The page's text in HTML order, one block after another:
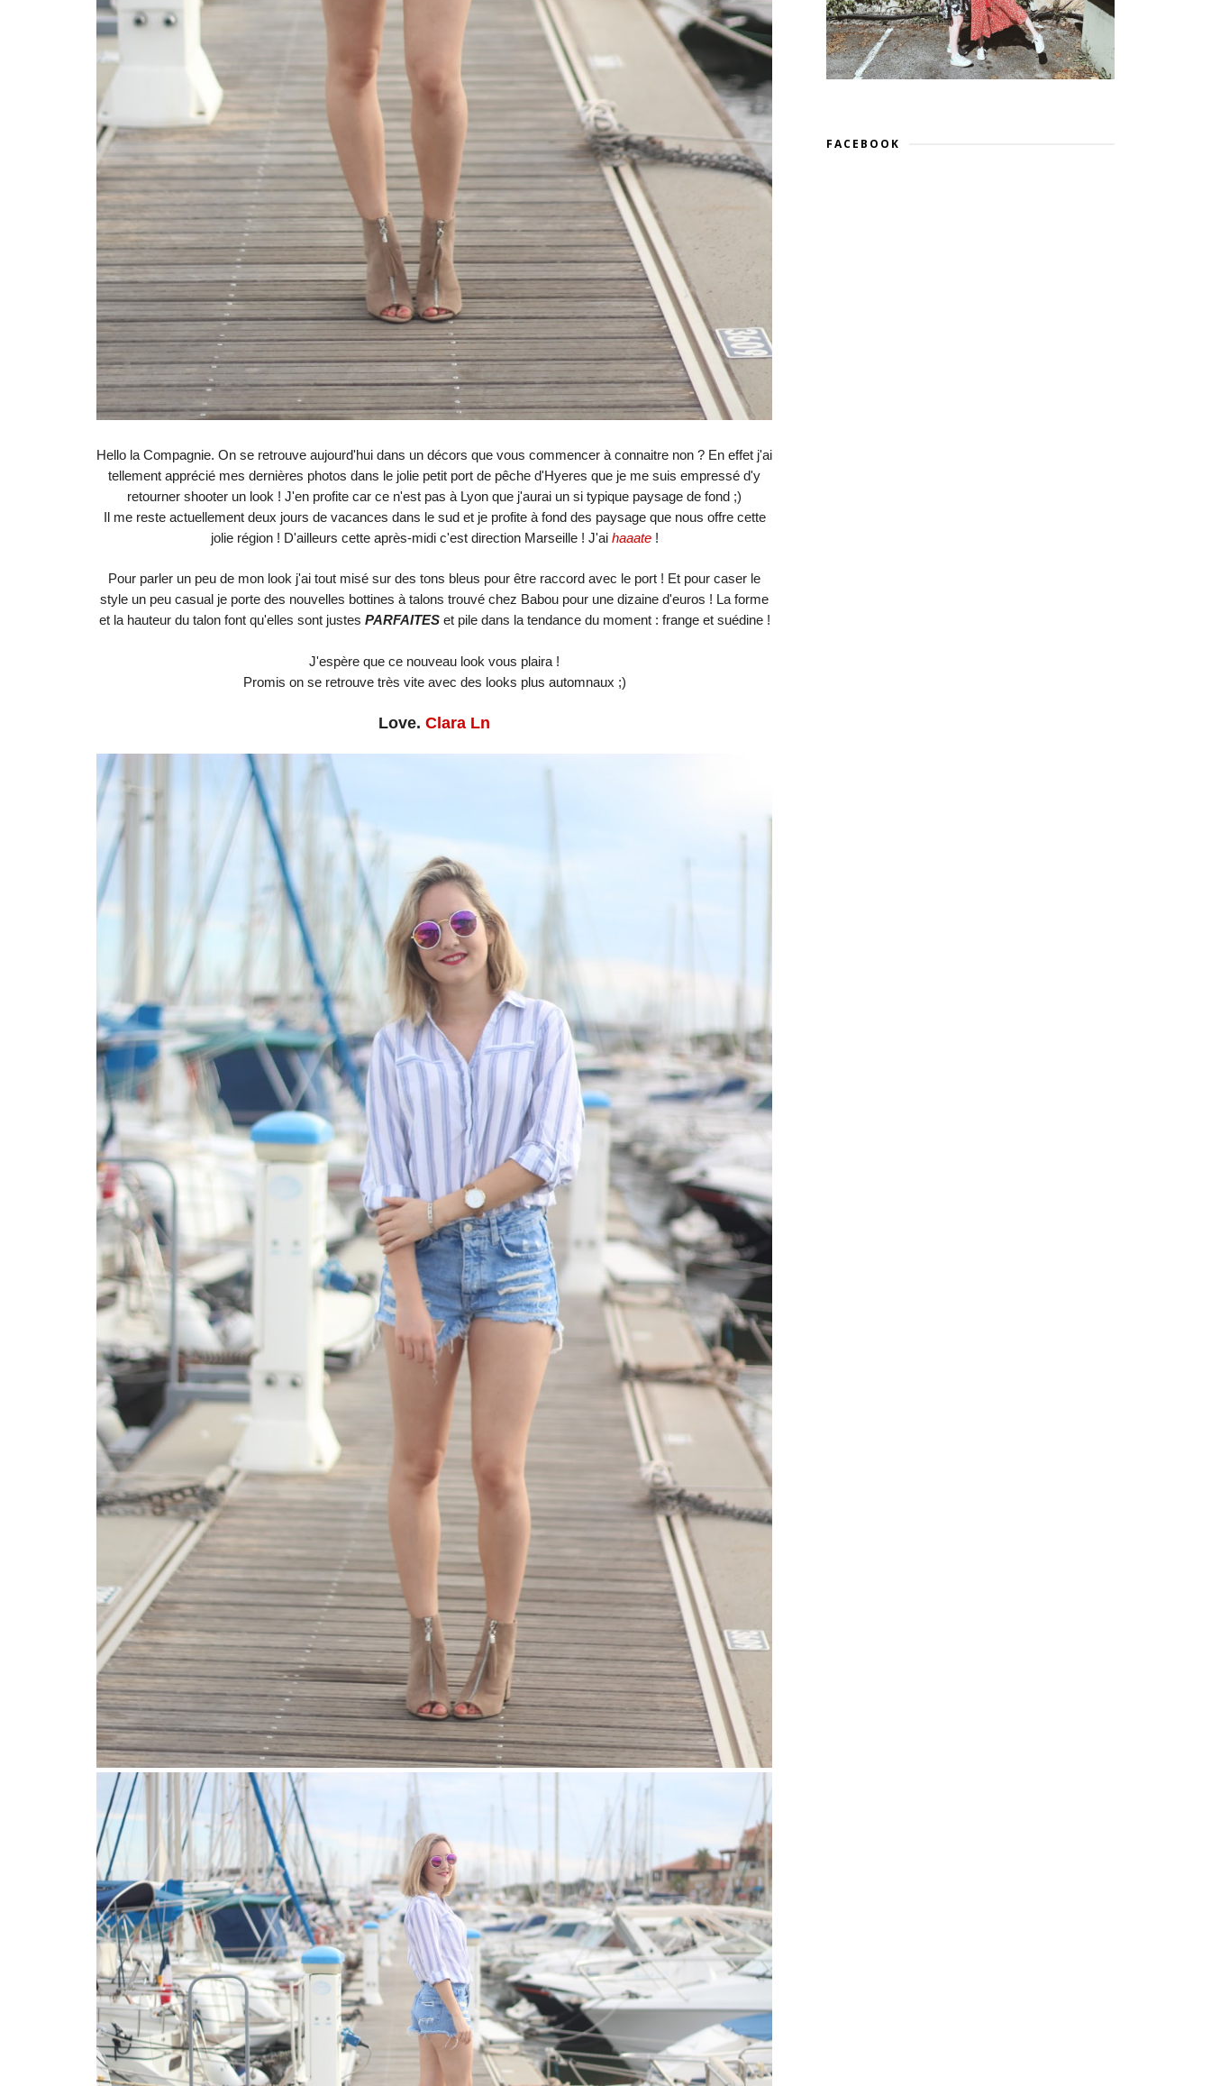
Hello la Compagnie. On se retrouve aujourd'hui dans un décors que vous commencer à connaitre non ? En effet j'ai
tellement apprécié mes dernières photos dans le jolie petit port de pêche d'Hyeres que je me suis empressé d'y
retourner shooter un look ! J'en profite car ce n'est pas à Lyon que j'aurai un si typique paysage de fond ;)
Il me reste actuellement deux jours de vacances dans le sud et je profite à fond des paysage que nous offre cette
jolie région ! D'ailleurs cette après-midi c'est direction Marseille ! J'ai haaate!
Pour parler un peu de mon look j'ai tout misé sur des tons bleus pour être raccord avec le port ! Et pour caser le
style un peu casual je porte des nouvelles bottines à talons trouvé chez Babou pour une dizaine d'euros ! La forme
et la hauteur du talon font qu'elles sont justes PARFAITESet pile dans la tendance du moment : frange et suédine !
J'espère que ce nouveau look vous plaira !
Promis on se retrouve très vite avec des looks plus automnaux ;)
Love. Clara Ln
FACEBOOK